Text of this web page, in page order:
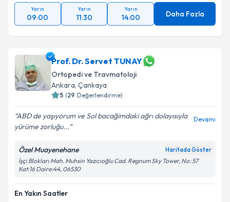
Yarın
09:00
Yarın
11:30
Yarın
14:00 Daha Fazla
Prof. Dr. Servet TUNAY
Ortopedi ve Travmatoloji
Ankara, Çankaya
5 (29 Değerlendirme)
ABD de yaşıyorum ve Sol bacağimdaki ağrı dolayısıyla
yürüme zorluğu...
Devamı
Özel Muayenehane Haritada Göster
İşçi Blokları Mah. Muhsin Yazıcıoğlu Cad. Regnum Sky Tower, No: 57
Kat:16 Daire:44, 06530
En Yakın Saatler